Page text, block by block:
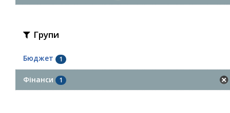
Групи
Бюджет 1
Фінанси 1